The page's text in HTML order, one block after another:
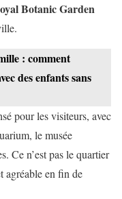
Botanic Garden
: comment
des enfants sans
pour les visiteurs, avec
le musée
Ce n’est pas le quartier
agréable en fin de